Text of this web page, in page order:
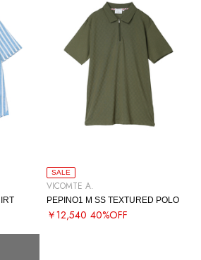
SALE
VICOMTE A.
PEPINO1 M SS TEXTURED POLO
￥12,540 40%OFF